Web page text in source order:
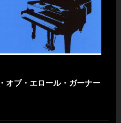
オブ・エロール・ガーナー